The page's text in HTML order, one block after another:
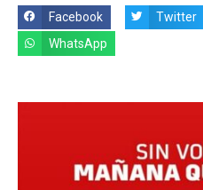
Facebook Twitter
WhatsApp